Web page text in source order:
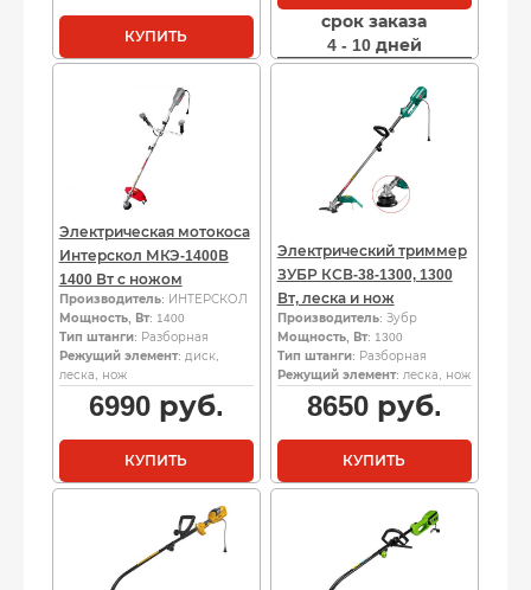
КУПИТЬ
срок заказа
4 - 10 дней
Электрическая мотокоса
Интерскол МКЭ-1400В
1400 Вт с ножом
Производитель: ИНТЕРСКОЛ
Мощность, Вт: 1400
Тип штанги: Разборная
Режущий элемент: диск,
леска, нож
6990руб.
КУПИТЬ
Электрический триммер
ЗУБР КСВ-38-1300, 1300
Вт, леска и нож
Производитель: Зубр
Мощность, Вт: 1300
Тип штанги: Разборная
Режущий элемент: леска, нож
8650руб.
КУПИТЬ